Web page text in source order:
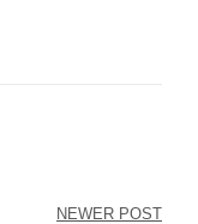
NEWER POST